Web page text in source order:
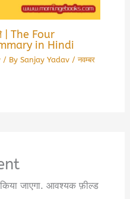
| The Four
in Hindi
/ By Sanjay Yadav /नवम्बर
जाएगा. आवश्यक फ़ील्ड